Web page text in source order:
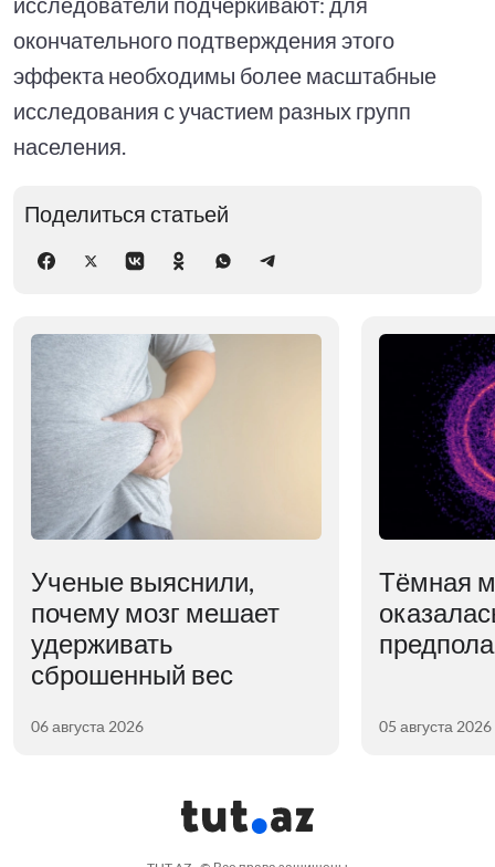
окончательного подтверждения этого
эффекта необходимы более масштабные
исследования с участием разных групп
населения.
Поделиться статьей
Ученые выяснили,
почему мозг мешает
удерживать
сброшенный вес
06 августа 2026
Тёмная
05 августа 2026